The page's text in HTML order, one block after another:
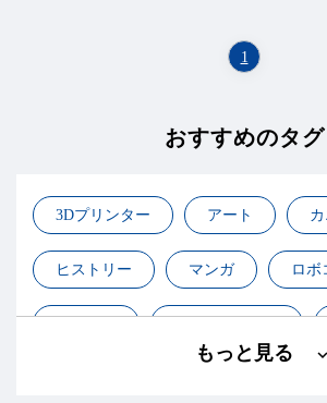
1
おすすめのタグ
3Dプリンター アート
ヒストリー マンガ ロボ
もっと見る